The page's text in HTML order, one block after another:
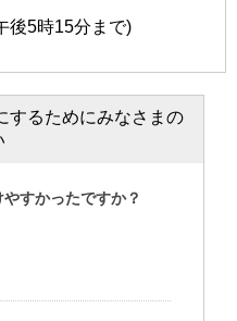
後5時15分まで)
するためにみなさまの
すかったですか？